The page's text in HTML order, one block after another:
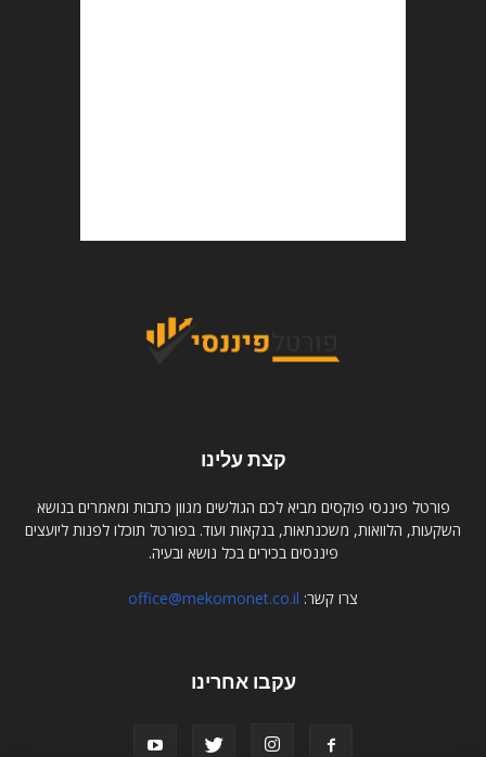
קצת עלינו
פורטל פיננסי פוקסים מביא לכם הגולשים מגוון כתבות ומאמרים בנושא
השקעות, הלוואות, משכנתאות, בנקאות ועוד. בפורטל תוכלו לפנות ליועצים
פיננסים בכירים בכל נושא ובעיה.
צרו קשר: office@mekomonet.co.il
עקבו אחרינו